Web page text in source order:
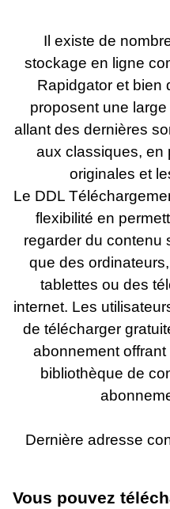
Il existe de
stockage en ligne
Rapidgator et bien
proposent une
allant des dernières
aux classiques, en
originales et
Le DDL
flexibilité en
regarder du contenu
que des
tablettes ou des
internet. Les
de télécharger
abonnement
bibliothèque de
Dernière adresse
Vous pouvez